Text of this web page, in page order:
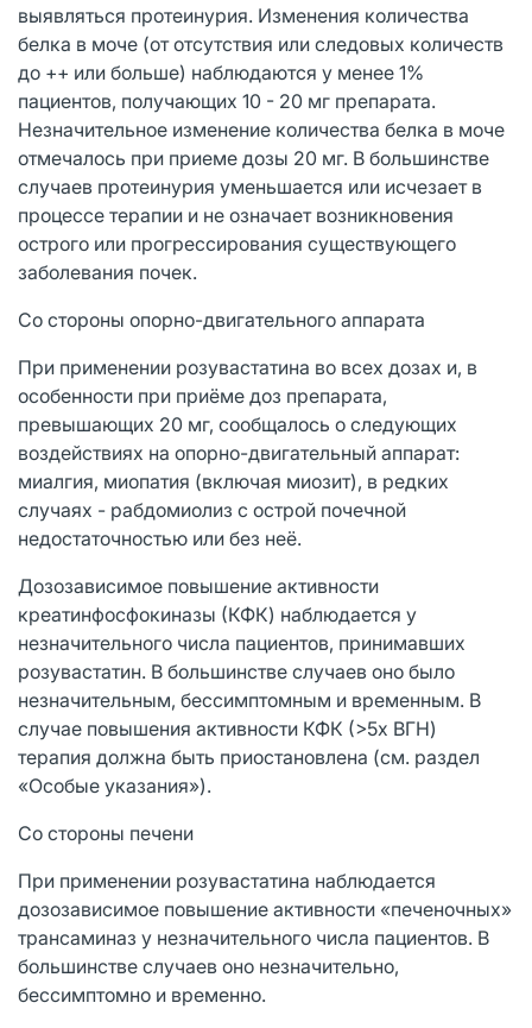
выявляться протеинурия. Изменения количества
белка в моче (от отсутствия или следовых количеств
до ++ или больше) наблюдаются у менее 1%
пациентов, получающих 10 - 20 мг препарата.
Незначительное изменение количества белка в моче
отмечалось при приеме дозы 20 мг. В большинстве
случаев протеинурия уменьшается или исчезает в
процессе терапии и не означает возникновения
острого или прогрессирования существующего
заболевания почек.
Со стороны опорно-двигательного аппарата
При применении розувастатина во всех дозах и, в
особенности при приёме доз препарата,
превышающих 20 мг, сообщалось о следующих
воздействиях на опорно-двигательный аппарат:
миалгия, миопатия (включая миозит), в редких
случаях - рабдомиолиз с острой почечной
недостаточностью или без неё.
Дозозависимое повышение активности
креатинфосфокиназы (КФК) наблюдается у
незначительного числа пациентов, принимавших
розувастатин. В большинстве случаев оно было
незначительным, бессимптомным и временным. В
случае повышения активности КФК (>5х ВГН)
терапия должна быть приостановлена (см. раздел
«Особые указания»).
Со стороны печени
При применении розувастатина наблюдается
дозозависимое повышение активности «печеночных»
трансаминаз у незначительного числа пациентов. В
большинстве случаев оно незначительно,
бессимптомно и временно.